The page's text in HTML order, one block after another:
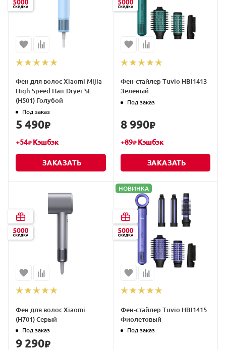
Фен для волос Xiaomi Mijia
High Speed Hair Dryer SE
(H501) Голубой
Под заказ
5 490₽
+54₽Кэшбэк
ЗАКАЗАТЬ
Фен-стайлер Tuvio HBI1413
Зелёный
Под заказ
8 990₽
+89₽Кэшбэк
ЗАКАЗАТЬ
Фен для волос Xiaomi
(H701) Cерый
Под заказ
9 290₽
НОВИНКА
Фен-стайлер Tuvio HBI1415
Фиолетовый
Под заказ